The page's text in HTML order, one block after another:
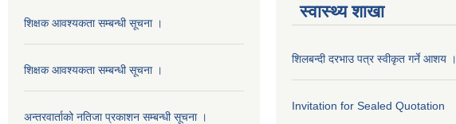
शिक्षक आवश्यकता सम्बन्धी सूचना ।
शिक्षक आवश्यकता सम्बन्धी सूचना ।
अन्तरवार्ताको नतिजा प्रकाशन सम्बन्धी सूचना ।
स्वास्थ्य शाखा
शिलबन्दी दरभाउ पत्र स्वीकृत गर्ने आशय ।
Invitation for Sealed Quotation